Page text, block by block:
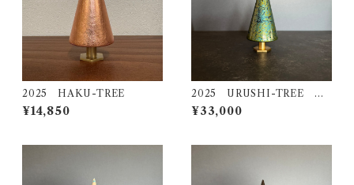
2025 HAKU-TREE
¥14,850
2025 URUSHI-TREE 海
松（ＭＩＲＵ）
¥33,000